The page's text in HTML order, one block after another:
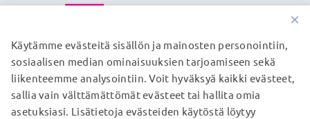
TOIMITUSKUMPPANIMME
© subtel.fi 2026
Kaikki hinnat sisältävät arvonlisäveron, mutta ei
×
Käytämme evästeitä sisällön ja mainosten personointiin,
sosiaalisen median ominaisuuksien tarjoamiseen sekä
liikenteemme analysointiin. Voit hyväksyä kaikki evästeet,
sallia vain välttämättömät evästeet tai hallita omia
asetuksiasi. Lisätietoja evästeiden käytöstä löytyy